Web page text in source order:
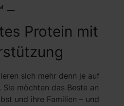
–
Protein mit
sich mehr denn je auf
möchten das Beste an
und ihre Familien – und